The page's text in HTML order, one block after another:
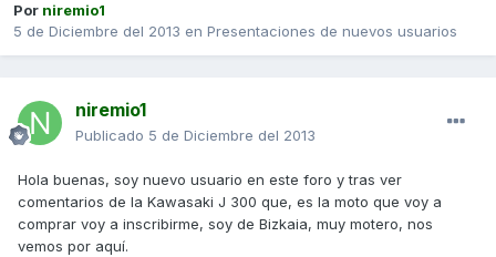
Por niremio1
5 de Diciembre del 2013 en Presentaciones de nuevos usuarios
niremio1
Publicado 5 de Diciembre del 2013
Hola buenas, soy nuevo usuario en este foro y tras ver
comentarios de la Kawasaki J 300 que, es la moto que voy a
comprar voy a inscribirme, soy de Bizkaia, muy motero, nos
vemos por aquí.